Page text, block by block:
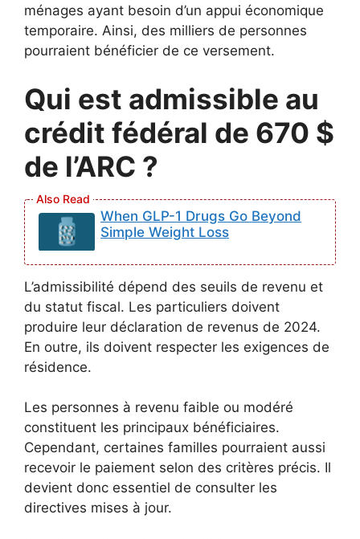
ménages ayant besoin d’un appui économique
temporaire. Ainsi, des milliers de personnes
pourraient bénéficier de ce versement.
Qui est admissible au
crédit fédéral de 670 $
de l’ARC ?
When GLP-1 Drugs Go Beyond
Simple Weight Loss
L’admissibilité dépend des seuils de revenu et
du statut fiscal. Les particuliers doivent
produire leur déclaration de revenus de 2024.
En outre, ils doivent respecter les exigences de
résidence.
Les personnes à revenu faible ou modéré
constituent les principaux bénéficiaires.
Cependant, certaines familles pourraient aussi
recevoir le paiement selon des critères précis. Il
devient donc essentiel de consulter les
directives mises à jour.